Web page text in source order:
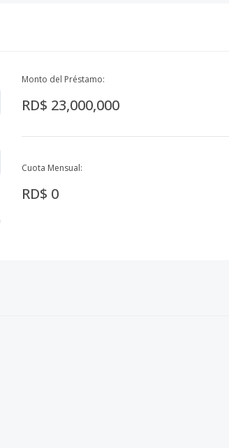
Monto del Préstamo:
RD$ 23,000,000
Cuota Mensual:
RD$ 0